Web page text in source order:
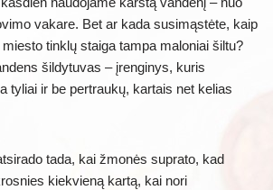
vakare. Bet ar kada susimąstėte, kaip
tinklų staiga tampa maloniai šiltu?
šildytuvas – įrenginys, kuris
tyliai ir be pertraukų, kartais net kelias
tada, kai žmonės suprato, kad
kiekvieną kartą, kai nori